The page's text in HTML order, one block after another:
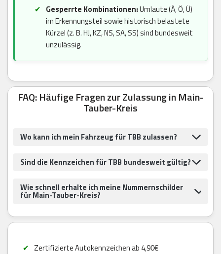
Gesperrte Kombinationen:Umlaute (Ä, Ö, Ü)
im Erkennungsteil sowie historisch belastete
Kürzel (z. B. HJ, KZ, NS, SA, SS) sind bundesweit
unzulässig.
FAQ: Häufige Fragen zur Zulassung in Main-
Tauber-Kreis
Wo kann ich mein Fahrzeug für TBB zulassen?
Sind die Kennzeichen für TBB bundesweit gültig?
Wie schnell erhalte ich meine Nummernschilder
für Main-Tauber-Kreis?
Zertifizierte Autokennzeichen ab 4,90€